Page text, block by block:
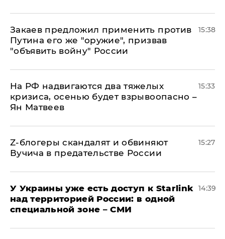
Закаев предложил применить против
Путина его же "оружие", призвав
"объявить войну" России
15:38
На РФ надвигаются два тяжелых
кризиса, осенью будет взрывоопасно –
Ян Матвеев
15:33
Z-блогеры скандалят и обвиняют
Вучича в предательстве России
15:27
У Украины уже есть доступ к Starlink
над территорией России: в одной
специальной зоне – СМИ
14:39